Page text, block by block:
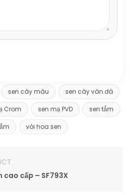
sen cây màu sen cây vân đá
Crom sen mạ PVD sen tắm
vòi hoa sen
cao cấp – SF793X